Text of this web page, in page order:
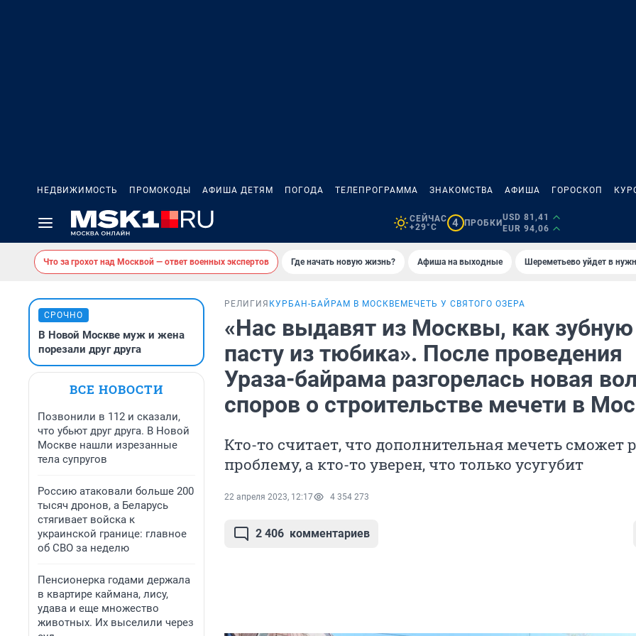
НЕДВИЖИМОСТЬ ПРОМОКОДЫ АФИША ДЕТЯМ ПОГОДА ТЕЛЕПРОГРАММА ЗНАКОМСТВА АФИША ГОРОСКОП
СЕЙЧАС
+29°C
4 ПРОБКИ
USD 81,41
EUR 94,06
Что за грохот над Москвой — ответ военных экспертов Где начать новую жизнь? Афиша на выходные Шереметьево уйдет в
СРОЧНО
В Новой Москве муж и жена
порезали друг друга
ВСЕ НОВОСТИ
Позвонили в 112 и сказали,
что убьют друг друга. В Новой
Москве нашли изрезанные
тела супругов
Россию атаковали больше 200
тысяч дронов, а Беларусь
стягивает войска к
украинской границе: главное
об СВО за неделю
Пенсионерка годами держала
в квартире каймана, лису,
удава и еще множество
животных. Их выселили через
РЕЛИГИЯ КУРБАН-БАЙРАМ В МОСКВЕ МЕЧЕТЬ У СВЯТОГО ОЗЕРА
«Нас выдавят из Москвы, как зубную
пасту из тюбика». После проведения
Ураза-байрама разгорелась новая
споров о строительстве мечети в
Кто-то считает, что дополнительная мечеть сможет
проблему, а кто-то уверен, что только усугубит
22 апреля 2023, 12:17 4 354 273
2 406 комментариев